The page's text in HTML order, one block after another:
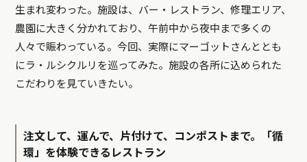
生まれ変わった。施設は、バー・レストラン、修理エリア、
農園に大きく分かれており、午前中から夜中まで多くの
人々で賑わっている。今回、実際にマーゴットさんととも
にラ・ルシクルリを巡ってみた。施設の各所に込められた
こだわりを見ていきたい。
注文して、運んで、片付けて、コンポストまで。「循
環」を体験できるレストラン